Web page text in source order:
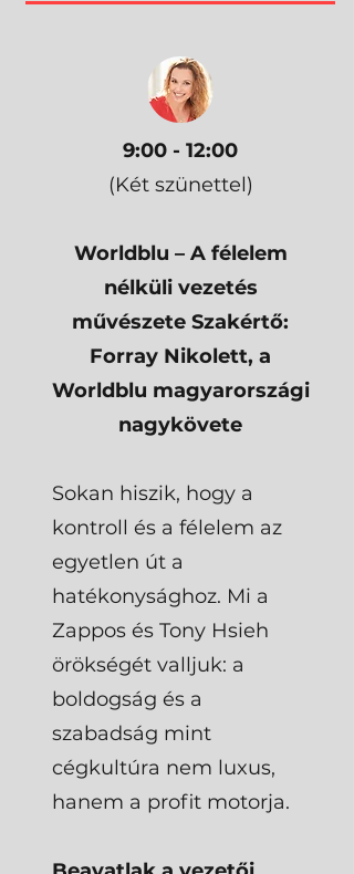
9:00 - 12:00
(Két szünettel)
Worldblu – A félelem
nélküli vezetés
művészete Szakértő:
Forray Nikolett, a
Worldblu magyarországi
nagykövete
Sokan hiszik, hogy a
kontroll és a félelem az
egyetlen út a
hatékonysághoz. Mi a
Zappos és Tony Hsieh
örökségét valljuk: a
boldogság és a
szabadság mint
cégkultúra nem luxus,
hanem a profit motorja.